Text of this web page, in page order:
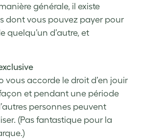
générale, il existe
dont vous pouvez payer pour
quelqu’un d’autre, et
vous accorde le droit d’en jouir
et pendant une période
personnes peuvent
(Pas fantastique pour la